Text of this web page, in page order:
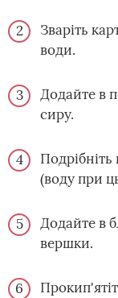
Зваріть
води.
Додайте в
сиру.
(воду при
Додайте в
вершки.